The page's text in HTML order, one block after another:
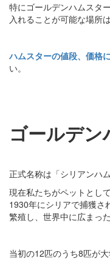
特にゴールデンハムスタ
入れることが可能な場所
ハムスターの値段、価格
い。
ゴールデ
正式名称は「シリアンハ
現在私たちがペットとし
1930年にシリアで捕獲さ
繁殖し、世界中に広まっ
当初の12匹のうち8匹が